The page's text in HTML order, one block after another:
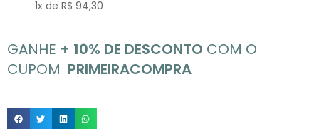
1x de R$ 94,30
GANHE + 10% DE DESCONTO COM O
CUPOM PRIMEIRACOMPRA